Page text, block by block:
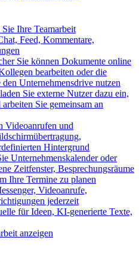
Sie Ihre Teamarbeit
Feed, Kommentare,
Sie können Dokumente online
bearbeiten oder die
Unternehmensdrive nutzen
Sie externe Nutzer dazu ein,
Sie gemeinsam an
Videoanrufen und
Hintergrund
Unternehmenskalender oder
Zeitfenster, Besprechungsräume
Ihre Termine zu planen
Videoanrufe,
jederzeit
für Ideen, KI-generierte Texte,
anzeigen